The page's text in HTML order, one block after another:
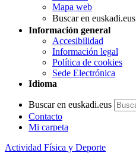
Mapa web
Buscar en euskadi.eus
Información general
Accesibilidad
Información legal
Política de cookies
Sede Electrónica
Idioma
Buscar en euskadi.eus
Contacto
Mi carpeta
Actividad Física y Deporte